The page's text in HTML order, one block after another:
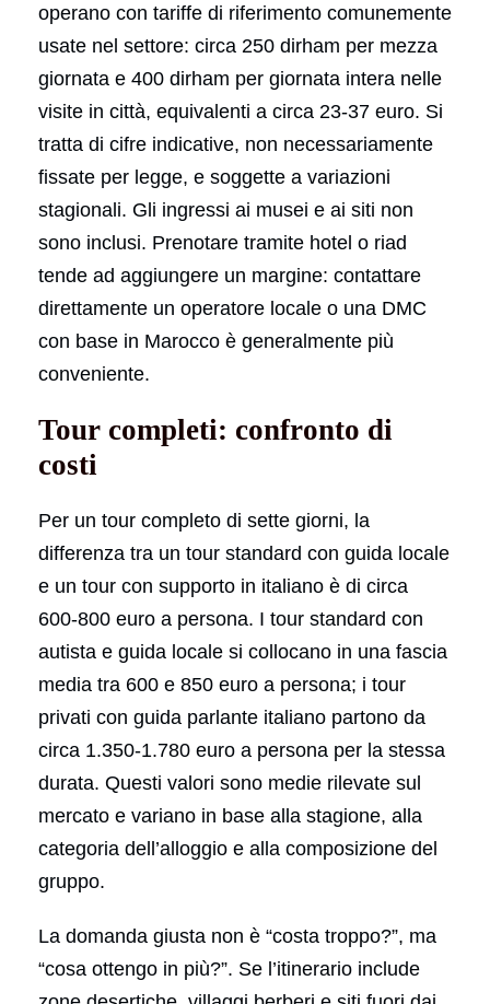
operano con tariffe di riferimento comunemente
usate nel settore: circa 250 dirham per mezza
giornata e 400 dirham per giornata intera nelle
visite in città, equivalenti a circa 23-37 euro. Si
tratta di cifre indicative, non necessariamente
fissate per legge, e soggette a variazioni
stagionali. Gli ingressi ai musei e ai siti non
sono inclusi. Prenotare tramite hotel o riad
tende ad aggiungere un margine: contattare
direttamente un operatore locale o una DMC
con base in Marocco è generalmente più
conveniente.
Tour completi: confronto di
costi
Per un tour completo di sette giorni, la
differenza tra un tour standard con guida locale
e un tour con supporto in italiano è di circa
600-800 euro a persona. I tour standard con
autista e guida locale si collocano in una fascia
media tra 600 e 850 euro a persona; i tour
privati con guida parlante italiano partono da
circa 1.350-1.780 euro a persona per la stessa
durata. Questi valori sono medie rilevate sul
mercato e variano in base alla stagione, alla
categoria dell’alloggio e alla composizione del
gruppo.
La domanda giusta non è “costa troppo?”, ma
“cosa ottengo in più?”. Se l’itinerario include